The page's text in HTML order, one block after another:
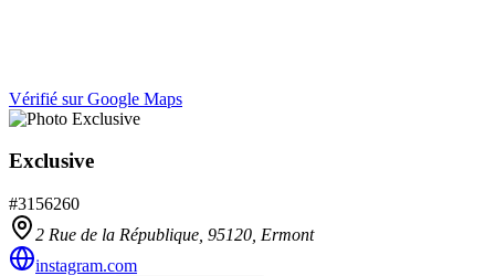
Vérifié sur Google Maps
Exclusive
#3156260
2 Rue de la République, 95120 Ermont
instagram.com